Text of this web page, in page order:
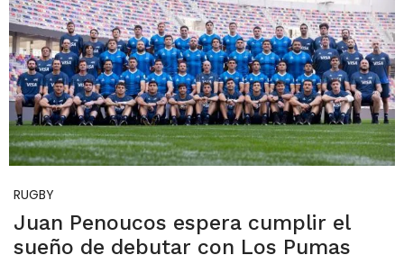
RUGBY
Juan Penoucos espera cumplir el
sueño de debutar con Los Pumas